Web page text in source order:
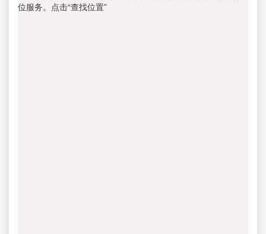
位服务。点击“查找位置”